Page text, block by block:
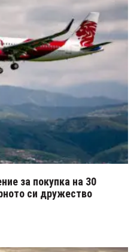
за покупка на 30
си дружество